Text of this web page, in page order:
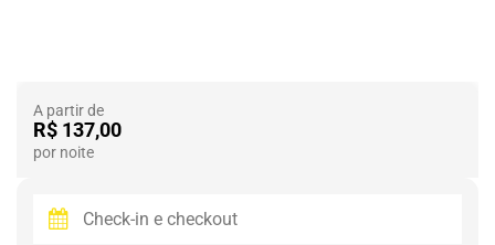
A partir de
R$ 137,00
por noite